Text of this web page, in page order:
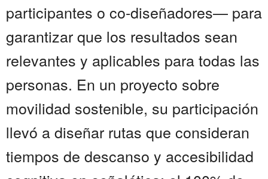
participantes o co-diseñadores— para
garantizar que los resultados sean
relevantes y aplicables para todas las
personas. En un proyecto sobre
movilidad sostenible, su participación
llevó a diseñar rutas que consideran
tiempos de descanso y accesibilidad